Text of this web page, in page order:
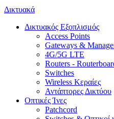
Δικτυακά
Δικτυακός Εξοπλισμός
Access Points
Gateways &
4G/5G LTE
Routers -
Switches
Wireless Κεραίες
Αντάπτορες Δικτύου
Οπτικές Ίνες
Patchcord